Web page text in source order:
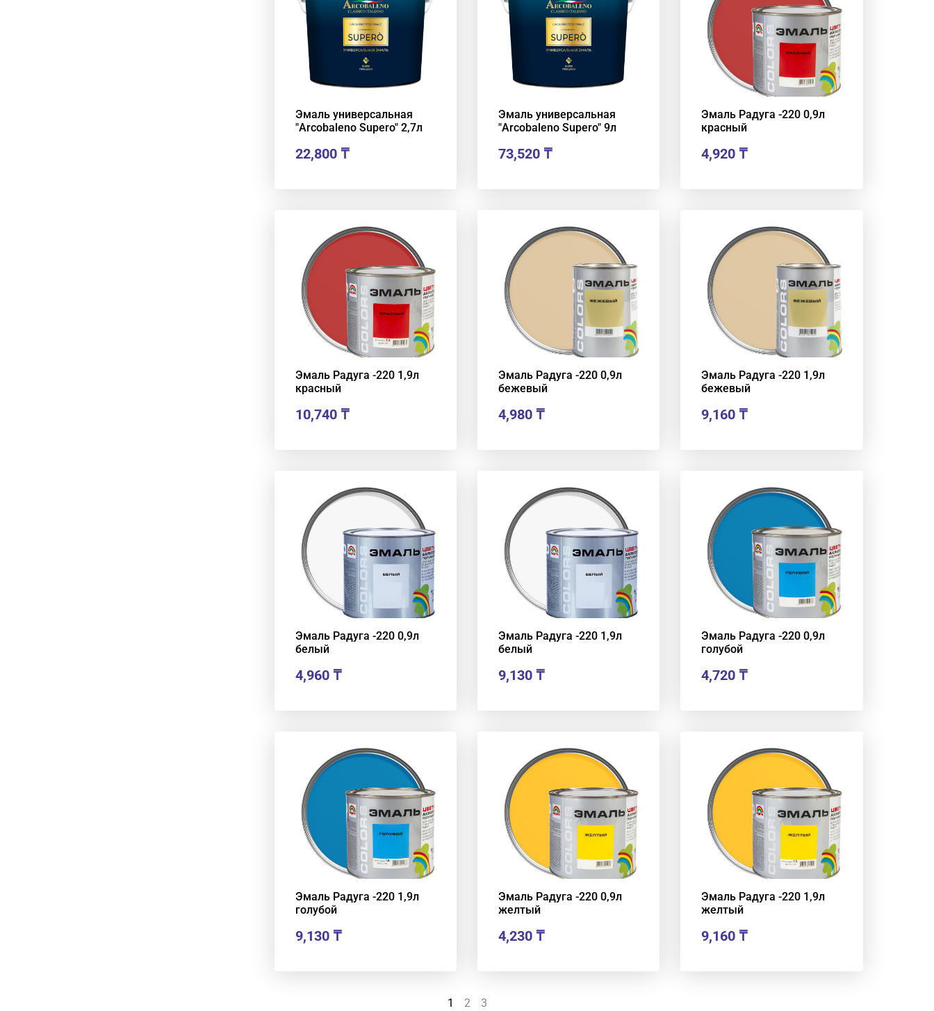
Эмаль универсальная
"Arcobaleno Supero" 2,7л
22,800₸
Эмаль универсальная
"Arcobaleno Supero" 9л
73,520₸
Эмаль Радуга -220 0,9л
красный
4,920 ₸
Эмаль Радуга -220 1,9л
красный
10,740₸
Эмаль Радуга -220 0,9л
бежевый
4,980₸
Эмаль Радуга -220 1,9л
бежевый
9,160 ₸
Эмаль Радуга -220 0,9л
белый
4,960₸
Эмаль Радуга -220 1,9л
белый
9,130₸
Эмаль Радуга -220 0,9л
голубой
4,720 ₸
Эмаль Радуга -220 1,9л
голубой
9,130₸
Эмаль Радуга -220 0,9л
желтый
4,230₸
Эмаль Радуга -220 1,9л
желтый
9,160 ₸
1 2 3